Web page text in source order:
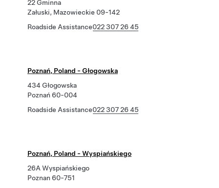
22 Gminna
Załuski, Mazowieckie 09-142
Roadside Assistance022 307 26 45
Poznań, Poland - Głogowska
434 Głogowska
Poznań 60-004
Roadside Assistance022 307 26 45
Poznań, Poland - Wyspiańskiego
26A Wyspiańskiego
Poznan 60-751